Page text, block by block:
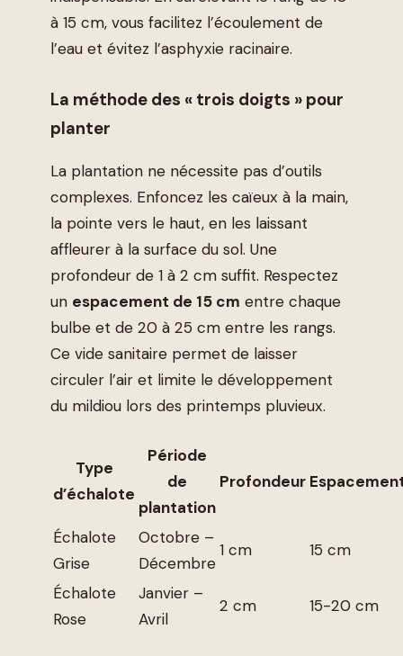
à 15 cm, vous facilitez l’écoulement de
l’eau et évitez l’asphyxie racinaire.
La méthode des « trois doigts » pour
planter
La plantation ne nécessite pas d’outils
complexes. Enfoncez les caïeux à la main,
la pointe vers le haut, en les laissant
affleurer à la surface du sol. Une
profondeur de 1 à 2 cm suffit. Respectez
un espacement de 15 cm entre chaque
bulbe et de 20 à 25 cm entre les rangs.
Ce vide sanitaire permet de laisser
circuler l’air et limite le développement
du mildiou lors des printemps pluvieux.
Type
d’échalote
Période
de
plantation
Profondeur
Échalote
Grise
Octobre –
Décembre
1 cm 15 cm
Échalote
Rose
Janvier –
Avril
2 cm 15-20 cm